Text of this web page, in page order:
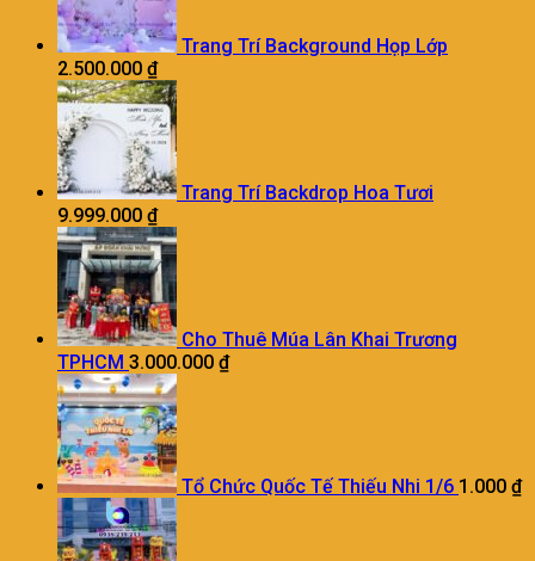
Trang Trí Background Họp Lớp
2.500.000 ₫
Trang Trí Backdrop Hoa Tươi
9.999.000 ₫
Cho Thuê Múa Lân Khai Trương
TPHCM 3.000.000 ₫
Tổ Chức Quốc Tế Thiếu Nhi 1/6 1.000 ₫